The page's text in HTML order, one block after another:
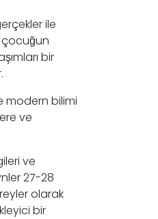
ile
çocuğun
bir
modern bilimi
ve
ve
27-28
olarak
bir